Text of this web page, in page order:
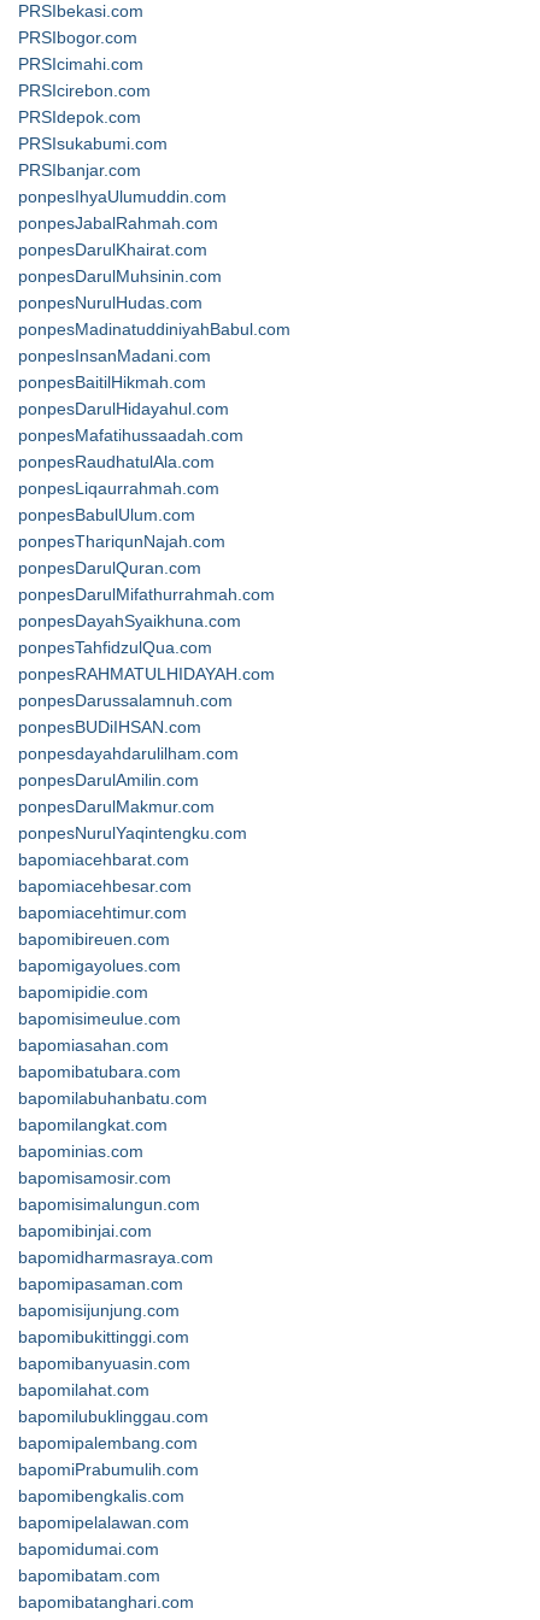
PRSIbekasi.com
PRSIbogor.com
PRSIcimahi.com
PRSIcirebon.com
PRSIdepok.com
PRSIsukabumi.com
PRSIbanjar.com
ponpesIhyaUlumuddin.com
ponpesJabalRahmah.com
ponpesDarulKhairat.com
ponpesDarulMuhsinin.com
ponpesNurulHudas.com
ponpesMadinatuddiniyahBabul.com
ponpesInsanMadani.com
ponpesBaitilHikmah.com
ponpesDarulHidayahul.com
ponpesMafatihussaadah.com
ponpesRaudhatulAla.com
ponpesLiqaurrahmah.com
ponpesBabulUlum.com
ponpesThariqunNajah.com
ponpesDarulQuran.com
ponpesDarulMifathurrahmah.com
ponpesDayahSyaikhuna.com
ponpesTahfidzulQua.com
ponpesRAHMATULHIDAYAH.com
ponpesDarussalamnuh.com
ponpesBUDiIHSAN.com
ponpesdayahdarulilham.com
ponpesDarulAmilin.com
ponpesDarulMakmur.com
ponpesNurulYaqintengku.com
bapomiacehbarat.com
bapomiacehbesar.com
bapomiacehtimur.com
bapomibireuen.com
bapomigayolues.com
bapomipidie.com
bapomisimeulue.com
bapomiasahan.com
bapomibatubara.com
bapomilabuhanbatu.com
bapomilangkat.com
bapominias.com
bapomisamosir.com
bapomisimalungun.com
bapomibinjai.com
bapomidharmasraya.com
bapomipasaman.com
bapomisijunjung.com
bapomibukittinggi.com
bapomibanyuasin.com
bapomilahat.com
bapomilubuklinggau.com
bapomipalembang.com
bapomiPrabumulih.com
bapomibengkalis.com
bapomipelalawan.com
bapomidumai.com
bapomibatam.com
bapomibatanghari.com